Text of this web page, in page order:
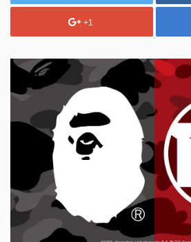
+1